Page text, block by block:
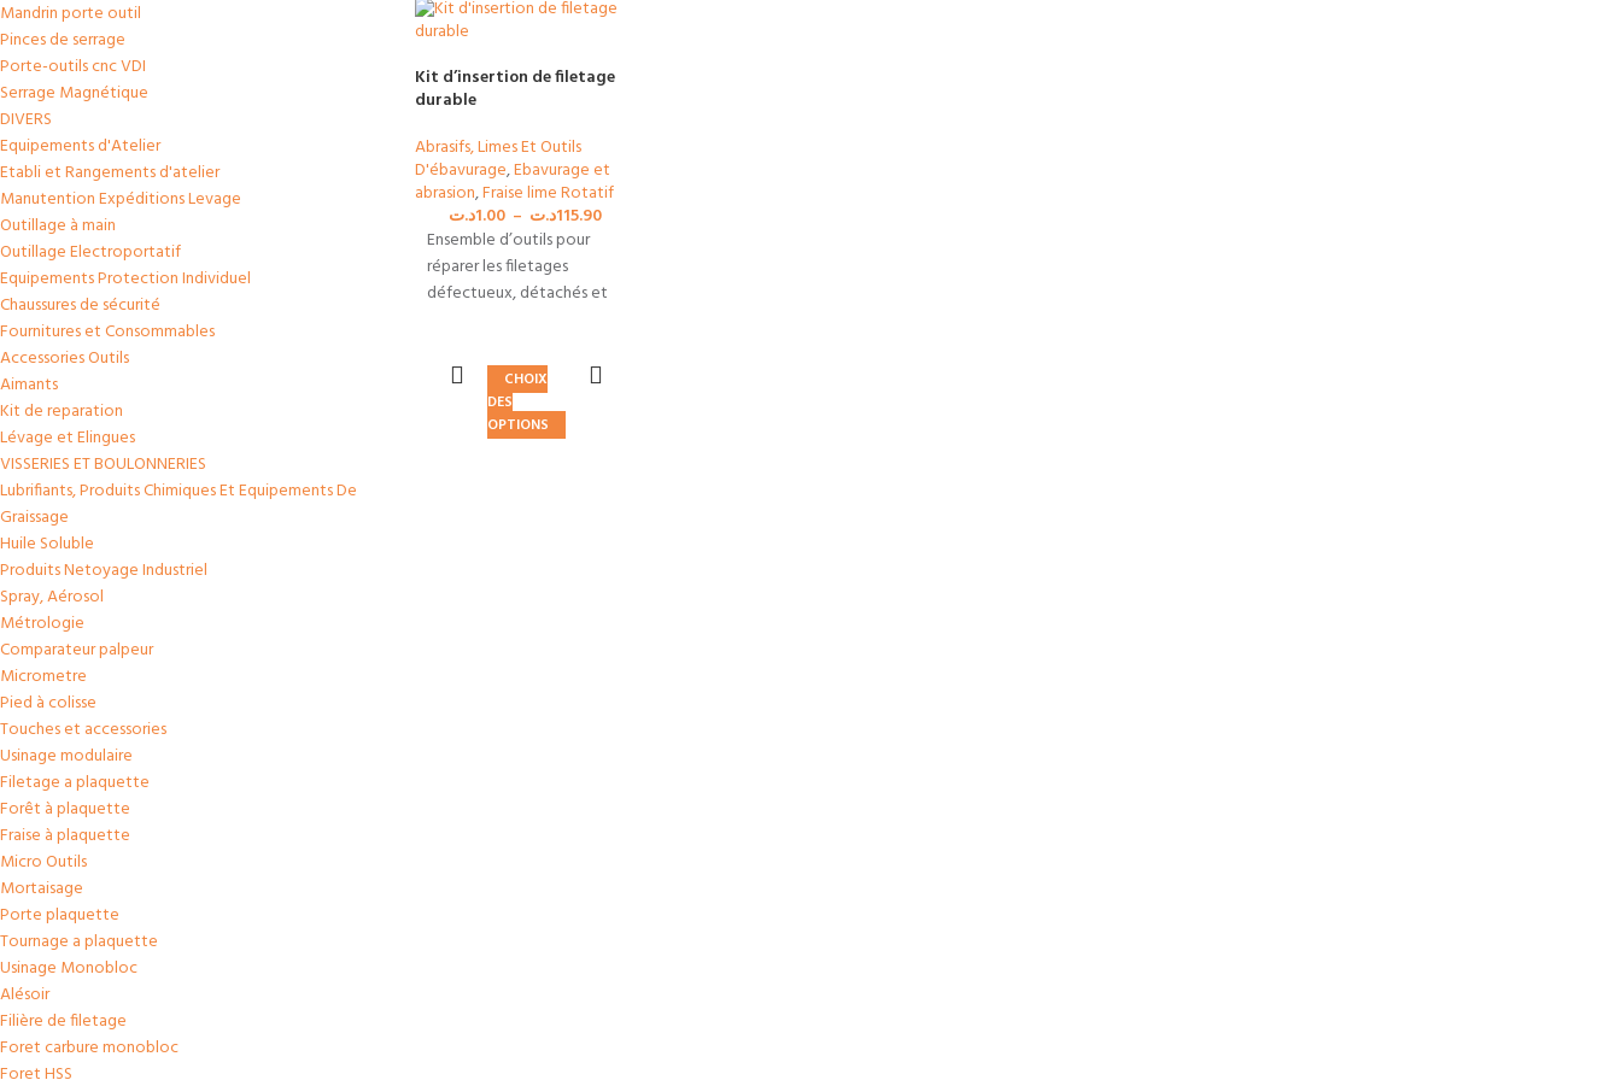
Mandrin porte outil
Pinces de serrage
Porte-outils cnc VDI
Serrage Magnétique
DIVERS
Equipements d'Atelier
Etabli et Rangements d'atelier
Manutention Expéditions Levage
Outillage à main
Outillage Electroportatif
Equipements Protection Individuel
Chaussures de sécurité
Fournitures et Consommables
Accessories Outils
Aimants
Kit de reparation
Lévage et Elingues
VISSERIES ET BOULONNERIES
Lubrifiants, Produits Chimiques Et Equipements De
Graissage
Huile Soluble
Produits Netoyage Industriel
Spray, Aérosol
Métrologie
Comparateur palpeur
Micrometre
Pied à colisse
Touches et accessories
Usinage modulaire
Filetage a plaquette
Forêt à plaquette
Fraise à plaquette
Micro Outils
Mortaisage
Porte plaquette
Tournage a plaquette
Usinage Monobloc
Alésoir
Filière de filetage
Foret carbure monobloc
Kit d’insertion de filetage
durable
Abrasifs, Limes Et Outils
D'ébavurage,Ebavurage et
abrasion,Fraise lime Rotatif
1.00د.ت – 115.90د.ت
Ensemble d’outils pour
réparer les filetages
défectueux, détachés et
du moteur et pour un
CHOIX
DES
OPTIONS